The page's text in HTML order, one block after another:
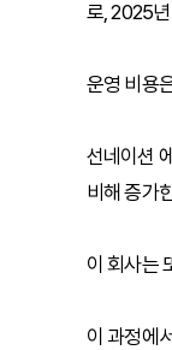
로, 2025
운영 비용
선네이션
비해 증가
이 회사는
이 과정에